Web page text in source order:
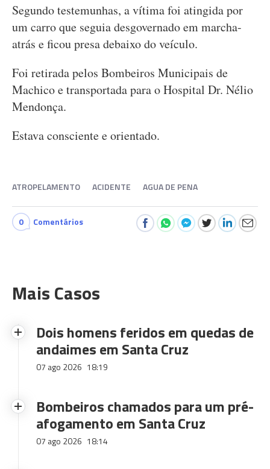
Segundo testemunhas, a vítima foi atingida por
um carro que seguia desgovernado em marcha-
atrás e ficou presa debaixo do veículo.
Foi retirada pelos Bombeiros Municipais de
Machico e transportada para o Hospital Dr. Nélio
Mendonça.
Estava consciente e orientado.
ATROPELAMENTO ACIDENTE AGUA DE PENA
0 Comentários
Mais Casos
Dois homens feridos em quedas de
andaimes em Santa Cruz
07 ago 2026 18:19
Bombeiros chamados para um pré-
afogamento em Santa Cruz
07 ago 2026 18:14